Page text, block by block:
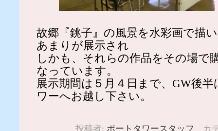
故郷『銚子』の風景を水彩画で描
あまりが展示され
しかも、それらの作品をその場で
なっています。
展示期間は５月４日まで、GW後
ワーへお越し下さい。
投稿者: ポートタワースタッフ カ